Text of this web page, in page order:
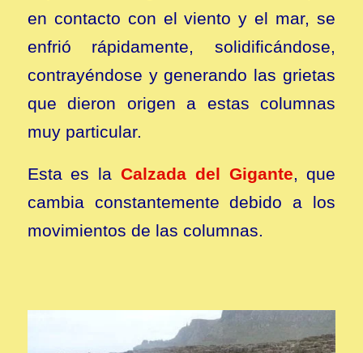
en contacto con el viento y el mar, se
enfrió rápidamente, solidificándose,
contrayéndose y generando las grietas
que dieron origen a estas columnas
muy particular.
Esta es la Calzada del Gigante, que
cambia constantemente debido a los
movimientos de las columnas.